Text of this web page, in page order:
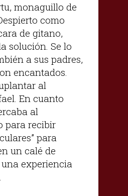
monaguillo de
como
de gitano,
solución. Se lo
a sus padres,
encantados.
al
En cuanto
al
para recibir
para
un calé de
experiencia